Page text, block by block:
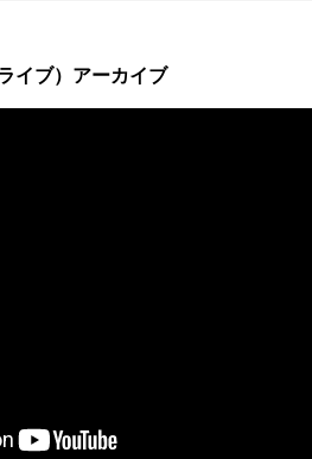
イブ）アーカイブ